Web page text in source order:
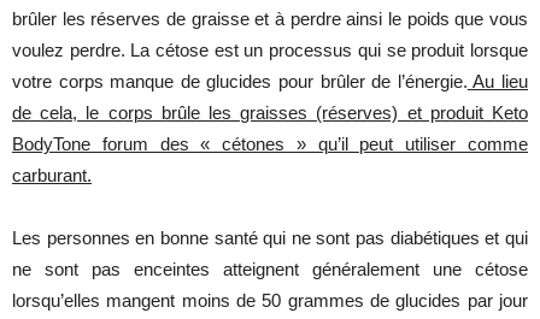
brûler les réserves de graisse et à perdre ainsi le poids que vous
voulez perdre. La cétose est un processus qui se produit lorsque
votre corps manque de glucides pour brûler de l’énergie. Au lieu
de cela, le corps brûle les graisses (réserves) et produit Keto
BodyTone forum des « cétones » qu’il peut utiliser comme
carburant.
Les personnes en bonne santé qui ne sont pas diabétiques et qui
ne sont pas enceintes atteignent généralement une cétose
lorsqu’elles mangent moins de 50 grammes de glucides par jour